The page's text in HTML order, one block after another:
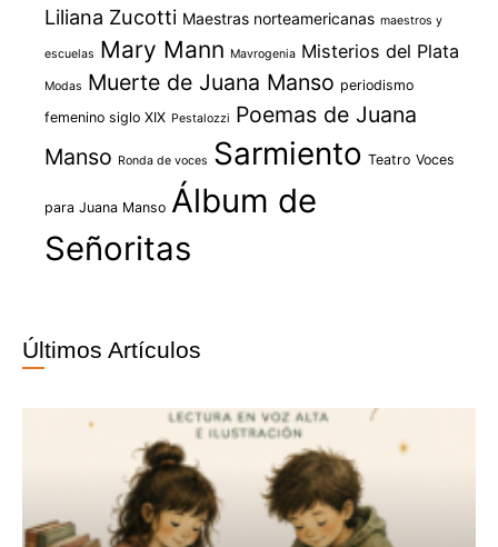
Liliana Zucotti Maestras norteamericanas maestros y
escuelas Mary Mann Mavrogenia Misterios del Plata
Modas Muerte de Juana Manso periodismo
femenino siglo XIX Pestalozzi Poemas de Juana
Manso Ronda de voces Sarmiento Teatro Voces
para Juana Manso Álbum de
Señoritas
Últimos Artículos